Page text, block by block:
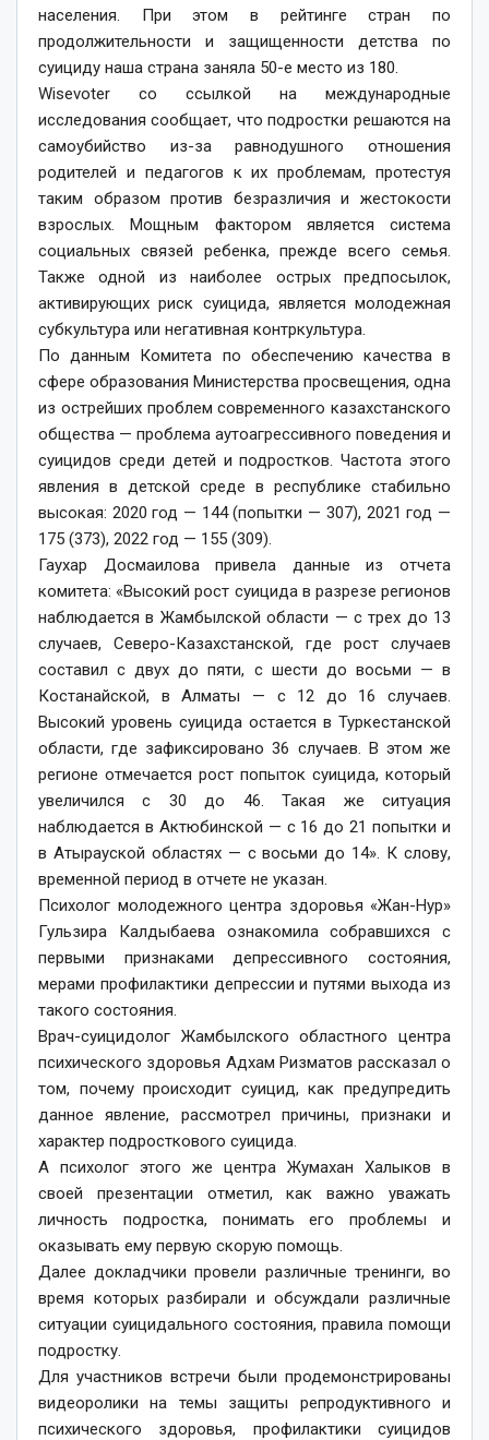
населения. При этом в рейтинге стран по
продолжительности и защищенности детства по
суициду наша страна заняла 50-е место из 180.
Wisevoter со ссылкой на международные
исследования сообщает, что подростки решаются на
самоубийство из-за равнодушного отношения
родителей и педагогов к их проблемам, протестуя
таким образом против безразличия и жестокости
взрослых. Мощным фактором является система
социальных связей ребенка, прежде всего семья.
Также одной из наиболее острых предпосылок,
активирующих риск суицида, является молодежная
субкультура или негативная контркультура.
По данным Комитета по обеспечению качества в
сфере образования Министерства просвещения, одна
из острейших проблем современного казахстанского
общества — проблема аутоагрессивного поведения и
суицидов среди детей и подростков. Частота этого
явления в детской среде в республике стабильно
высокая: 2020 год — 144 (попытки — 307), 2021 год —
175 (373), 2022 год — 155 (309).
Гаухар Досмаилова привела данные из отчета
комитета: «Высокий рост суицида в разрезе регионов
наблюдается в Жамбылской области — с трех до 13
случаев, Северо-Казахстанской, где рост случаев
составил с двух до пяти, с шести до восьми — в
Костанайской, в Алматы — с 12 до 16 случаев.
Высокий уровень суицида остается в Туркестанской
области, где зафиксировано 36 случаев. В этом же
регионе отмечается рост попыток суицида, который
увеличился с 30 до 46. Такая же ситуация
наблюдается в Актюбинской — с 16 до 21 попытки и
в Атырауской областях — с восьми до 14». К слову,
временной период в отчете не указан.
Психолог молодежного центра здоровья «Жан-Нур»
Гульзира Калдыбаева ознакомила собравшихся с
первыми признаками депрессивного состояния,
мерами профилактики депрессии и путями выхода из
такого состояния.
Врач-суицидолог Жамбылского областного центра
психического здоровья Адхам Ризматов рассказал о
том, почему происходит суицид, как предупредить
данное явление, рассмотрел причины, признаки и
характер подросткового суицида.
А психолог этого же центра Жумахан Халыков в
своей презентации отметил, как важно уважать
личность подростка, понимать его проблемы и
оказывать ему первую скорую помощь.
Далее докладчики провели различные тренинги, во
время которых разбирали и обсуждали различные
ситуации суи­цидального состояния, правила помощи
подростку.
Для участников встречи были продемонстрированы
видеоролики на темы защиты репродуктивного и
психического здоровья, профилактики суицидов